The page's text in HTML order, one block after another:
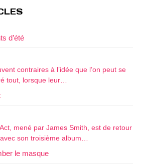
d’été
contraires à l’idée que l’on peut se
tout, lorsque leur…
mené par James Smith, est de retour
son troisième album…
le masque